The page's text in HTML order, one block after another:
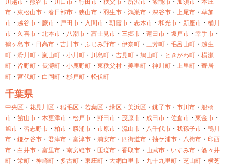
市 ・ 東松山市 ・ 春日部市 ・ 狭山市 ・ 羽生市 ・ 鴻巣市 ・ 深谷市 ・ 上尾市 ・ 草加
市 ・ 越谷市 ・ 蕨市 ・ 戸田市 ・ 入間市 ・ 朝霞市 ・ 志木市 ・ 和光市 ・ 新座市 ・ 桶川
市 ・ 久喜市 ・ 北本市 ・ 八潮市 ・ 富士見市 ・ 三郷市 ・ 蓮田市 ・ 坂戸市 ・ 幸手市 ・
鶴ヶ島市 ・ 日高市 ・ 吉川市 ・ ふじみ野市 ・ 伊奈町 ・ 三芳町 ・ 毛呂山町 ・ 越生
町 ・ 滑川町 ・ 嵐山町 ・ 小川町 ・ 川島町 ・ 吉見町 ・ 鳩山町 ・ ときがわ町 ・ 横瀬
町 ・ 皆野町 ・ 長瀞町 ・ 小鹿野町 ・ 東秩父村 ・ 美里町 ・ 神川町 ・ 上里町 ・ 寄居
町 ・ 宮代町 ・ 白岡町 ・ 杉戸町 ・ 松伏町
千葉県
中央区 ・ 花見川区 ・ 稲毛区 ・ 若葉区 ・ 緑区 ・ 美浜区 ・ 銚子市 ・ 市川市 ・ 船橋
市 ・ 館山市 ・ 木更津市 ・ 松戸市 ・ 野田市 ・ 茂原市 ・ 成田市 ・ 佐倉市 ・ 東金市 ・
旭市 ・ 習志野市 ・ 柏市 ・ 勝浦市 ・ 市原市 ・ 流山市 ・ 八千代市 ・ 我孫子市 ・ 鴨川
市 ・ 鎌ケ谷市 ・ 君津市 ・ 富津市 ・ 浦安市 ・ 四街道市 ・ 袖ケ浦市 ・ 八街市 ・ 印西
市 ・ 白井市 ・ 富里市 ・ 南房総市 ・ 匝瑳市 ・ 香取市 ・ 山武市 ・ いすみ市 ・ 酒々井
町 ・ 栄町 ・ 神崎町 ・ 多古町 ・ 東庄町 ・ 大網白里市 ・ 九十九里町 ・ 芝山町 ・ 横芝